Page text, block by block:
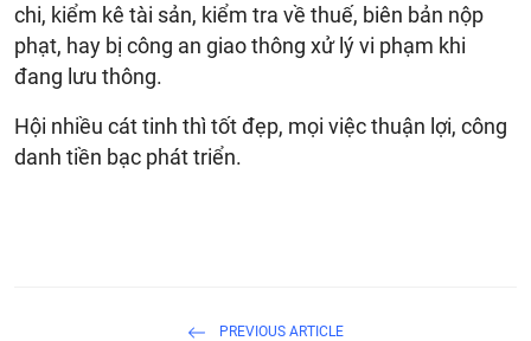
chi, kiểm kê tài sản, kiểm tra về thuế, biên bản nộp
phạt, hay bị công an giao thông xử lý vi phạm khi
đang lưu thông.
Hội nhiều cát tinh thì tốt đẹp, mọi việc thuận lợi, công
danh tiền bạc phát triển.
PREVIOUS ARTICLE